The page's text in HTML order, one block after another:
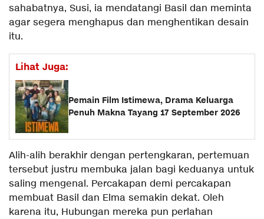
sahabatnya, Susi, ia mendatangi Basil dan meminta
agar segera menghapus dan menghentikan desain
itu.
Lihat Juga:
Pemain Film Istimewa, Drama Keluarga
Penuh Makna Tayang 17 September 2026
Alih-alih berakhir dengan pertengkaran, pertemuan
tersebut justru membuka jalan bagi keduanya untuk
saling mengenal. Percakapan demi percakapan
membuat Basil dan Elma semakin dekat. Oleh
karena itu, Hubungan mereka pun perlahan